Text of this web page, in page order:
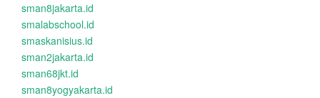
sman8jakarta.id
smalabschool.id
smaskanisius.id
sman2jakarta.id
sman68jkt.id
sman8yogyakarta.id